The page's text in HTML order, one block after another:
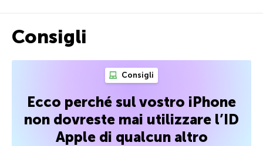
Consigli
Consigli
Ecco perché sul vostro iPhone
non dovreste mai utilizzare l’ID
Apple di qualcun altro